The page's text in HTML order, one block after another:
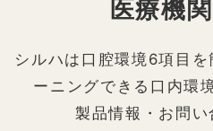
医療機
シルハは口腔環境6項目
ーニングできる口内環
製品情報・お問い